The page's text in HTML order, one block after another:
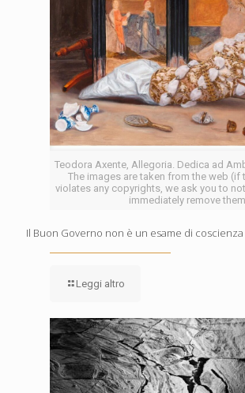
Teodora Axente, Allegoria. Dedica ad
The images are taken from the web (if
violates any copyrights, we ask you to
immediately remove
Il Buon Governo non è un esame di coscienza
Leggi altro